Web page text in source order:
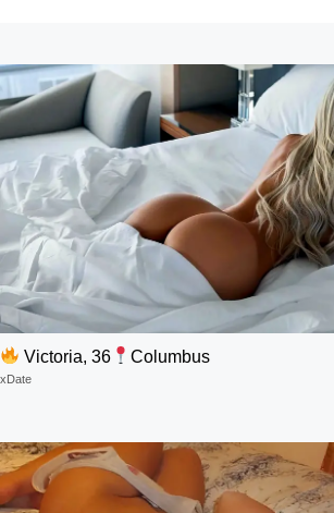
Victoria, 36 Columbus
xDate